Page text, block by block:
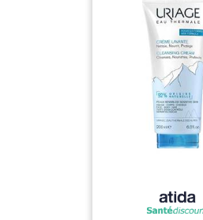
durablement la
cutanée. Elle est
onctueuse,
confort intense à
la prévient
dessèchement
protège des
extérieur.